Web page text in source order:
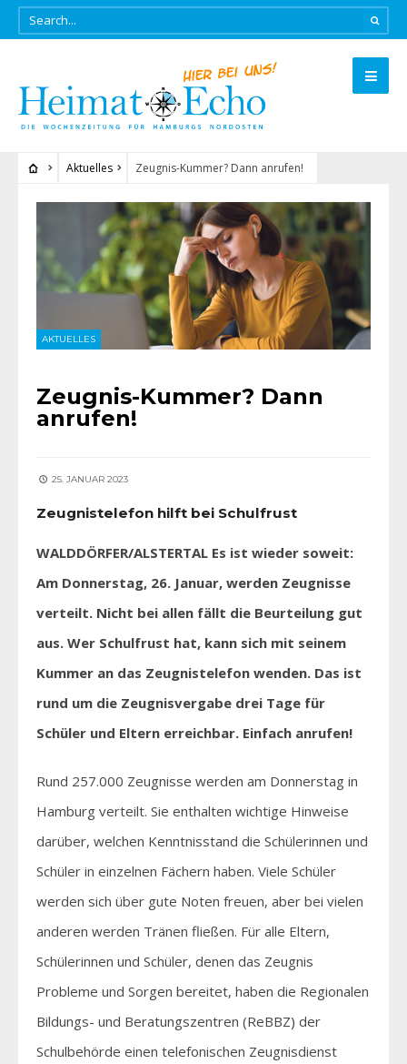
Aktuelles Zeugnis-Kummer? Dann anrufen!
AKTUELLES
Zeugnis-Kummer? Dann
anrufen!
25. JANUAR 2023
Zeugnistelefon hilft bei Schulfrust
WALDDÖRFER/ALSTERTAL Es ist wieder soweit:
Am Donnerstag, 26. Januar, werden Zeugnisse
verteilt. Nicht bei allen fällt die Beurteilung gut
aus. Wer Schulfrust hat, kann sich mit seinem
Kummer an das Zeugnistelefon wenden. Das ist
rund um die Zeugnisvergabe drei Tage für
Schüler und Eltern erreichbar. Einfach anrufen!
Rund 257.000 Zeugnisse werden am Donnerstag in
Hamburg verteilt. Sie enthalten wichtige Hinweise
darüber, welchen Kenntnisstand die Schülerinnen und
Schüler in einzelnen Fächern haben. Viele Schüler
werden sich über gute Noten freuen, aber bei vielen
anderen werden Tränen fließen. Für alle Eltern,
Schülerinnen und Schüler, denen das Zeugnis
Probleme und Sorgen bereitet, haben die Regionalen
Bildungs- und Beratungszentren (ReBBZ) der
Schulbehörde einen telefonischen Zeugnisdienst